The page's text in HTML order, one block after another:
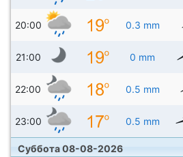
20:00 0.3 mm
21:00 0 mm
22:00 0.5 mm
23:00 0.5 mm
Суббота 08-08-2026